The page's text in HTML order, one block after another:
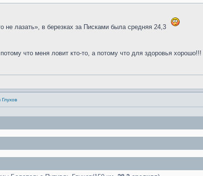
не лазать», в березках за Писками была средняя 24,3
что меня ловит кто-то, а потому что для здоровья хорошо!!!
Глухов